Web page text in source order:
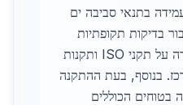
בתנאי סביבה ים
בדיקות תקופתיות
לאישור איכות, תוך שמירה על תקני ISO ותקנות
בנוסף, בעת ההתקנה
בטוחים הכוללים